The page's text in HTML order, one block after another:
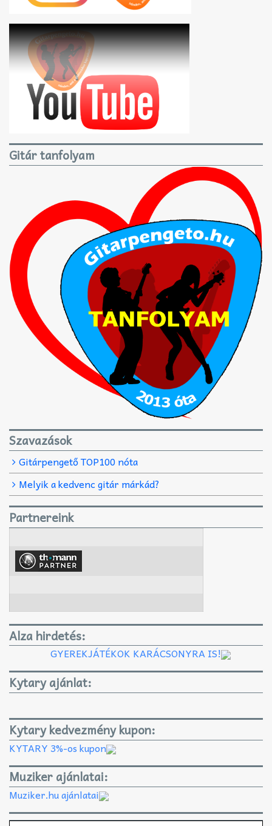
Gitár tanfolyam
Szavazások
Gitárpengető TOP100 nóta
Melyik a kedvenc gitár márkád?
Partnereink
Alza hirdetés:
GYEREKJÁTÉKOK KARÁCSONYRA IS!
Kytary ajánlat:
Kytary kedvezmény kupon:
KYTARY 3%-os kupon
Muziker ajánlatai:
Muziker.hu ajánlatai